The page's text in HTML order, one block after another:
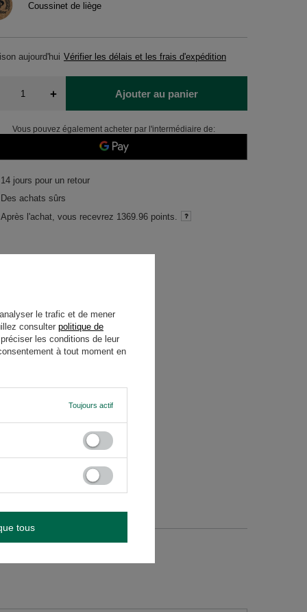
Coussinet de liège
aujourd'hui Vérifier les délais et les frais d'expédition
+ Ajouter au panier
Vous pouvez également acheter par l'intermédiaire de:
14 jours pour un retour
Des achats sûrs
Après l'achat, vous recevrez 1369.96 points.
du produit, à côté des
le trafic et de mener
consulter politique de
les conditions de leur
à tout moment en
Toujours actif
tous